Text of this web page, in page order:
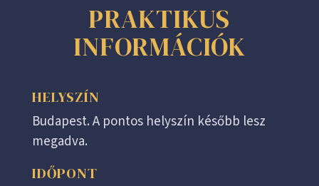
PRAKTIKUS
INFORMÁCIÓK
HELYSZÍN
Budapest. A pontos helyszín később lesz
megadva.
IDŐPONT